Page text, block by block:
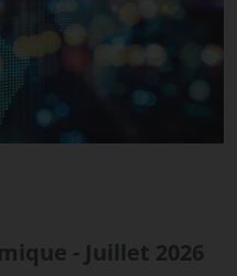
- Juillet 2026